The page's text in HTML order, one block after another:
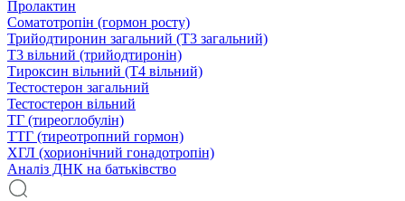
Пролактин
Соматотропін (гормон росту)
Трийодтиронин загальний (Т3 загальний)
Т3 вільний (трийодтиронін)
Тироксин вільний (Т4 вільний)
Тестостерон загальний
Тестостерон вільний
ТГ (тиреоглобулін)
ТТГ (тиреотропний гормон)
ХГЛ (хорионічний гонадотропін)
Аналіз ДНК на батьківство